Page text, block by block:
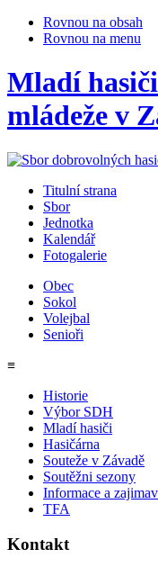
Rovnou na obsah
Rovnou na menu
Mladí
mládeže v
Titulní strana
Sbor
Jednotka
Kalendář
Fotogalerie
Obec
Sokol
Volejbal
Senioři
≡
Historie
Výbor SDH
Mladí hasiči
Hasičárna
Souteže v Závadě
Soutěžni sezony
Informace a
TFA
Kontakt